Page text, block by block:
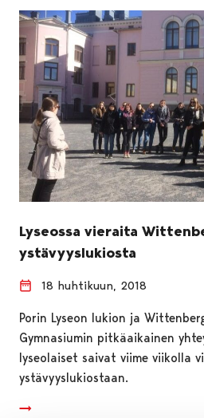
Lyseossa vieraita
ystävyyslukiosta
18 huhtikuun, 2018
Porin Lyseon lukion ja
Gymnasiumin pitkäaikainen
lyseolaiset saivat viime viikolla
ystävyyslukiostaan.